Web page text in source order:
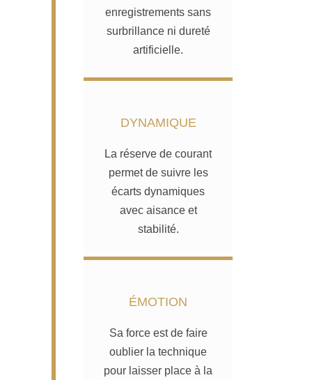
enregistrements sans
surbrillance ni dureté
artificielle.
DYNAMIQUE
La réserve de courant
permet de suivre les
écarts dynamiques
avec aisance et
stabilité.
ÉMOTION
Sa force est de faire
oublier la technique
pour laisser place à la